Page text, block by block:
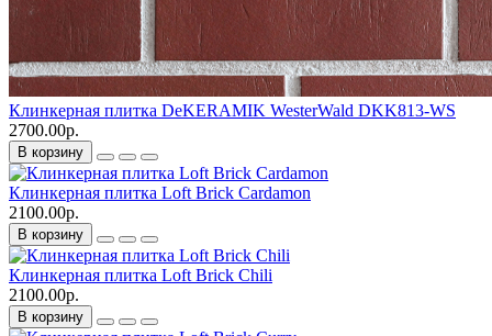
Клинкерная плитка DeKERAMIK WesterWald DKK813-WS
2700.00р.
В корзину
Клинкерная плитка Loft Brick Cardamon
2100.00р.
В корзину
Клинкерная плитка Loft Brick Chili
2100.00р.
В корзину